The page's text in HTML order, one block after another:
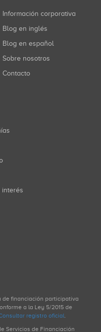
Información corporativa
Blog en inglés
Blog en español
Sobre nosotros
Contacto
interés
de financiación participativa
a la Ley 5/2015 de
registro oficial.
Servicios de Financiación